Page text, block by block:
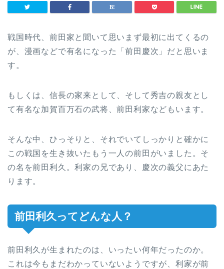
戦国時代、前田家と聞いて思いまず最初に出てくるの
が、漫画などで有名になった「前田慶次」だと思いま
す。
もしくは、信長の家来として、そして秀吉の親友とし
て有名な加賀百万石の武将、前田利家などもいます。
そんな中、ひっそりと、それでいてしっかりと確かに
この戦国を生き抜いたもう一人の前田がいました。そ
の名を前田利久。利家の兄であり、慶次の義父にあた
ります。
前田利久ってどんな人？
前田利久が生まれたのは、いったい何年だったのか。
これは今もまだわかっていないようですが、利家が前